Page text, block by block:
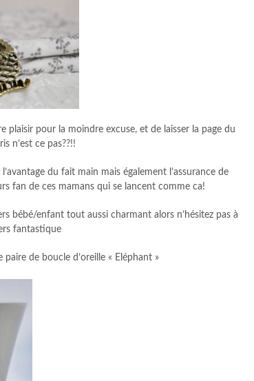
plaisir pour la moindre excuse, et de laisser la page du
n’est ce pas??!!
du fait main mais également l’assurance de
fan de ces mamans qui se lancent comme ca!
bébé/enfant tout aussi charmant alors n’hésitez pas à
fantastique
de boucle d’oreille « Eléphant »